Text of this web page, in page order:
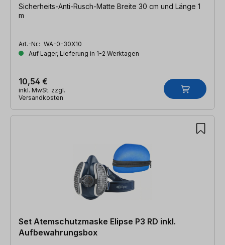
Sicherheits-Anti-Rusch-Matte Breite 30 cm und Länge 1
m
Art.-Nr.: WA-0-30X10
Auf Lager, Lieferung in 1-2 Werktagen
10,54 €
inkl. MwSt. zzgl.
Versandkosten
Set Atemschutzmaske Elipse P3 RD inkl.
Aufbewahrungsbox